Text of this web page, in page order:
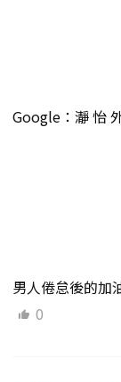
Google：瀞 怡
男人倦怠後的加
0